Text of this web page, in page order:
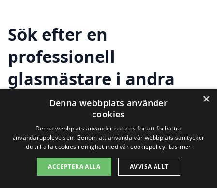
Sök efter en
professionell
glasmästare i andra
städer nära Lessebo
Att hitta en kvalificerad glasmästare i
Lessebo behöver inte vara en utmaning.
Det finns flera alternativ i närheten som
×
Denna webbplats använder
cookies
Denna webbplats använder cookies för att förbättra
användarupplevelsen. Genom att använda vår webbplats samtycker
du till alla cookies i enlighet med vår cookiepolicy. Läs mer
ACCEPTERA ALLA AVVISA ALLT